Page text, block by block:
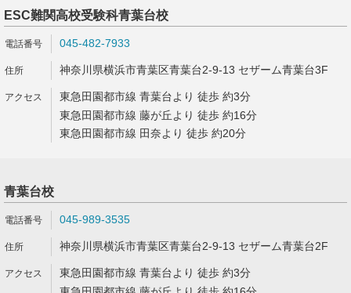
ESC難関高校受験科青葉台校
045-482-7933
神奈川県横浜市青葉区青葉台2-9-13 セザーム青葉台3F
東急田園都市線 青葉台より 徒歩 約3分
東急田園都市線 藤が丘より 徒歩 約16分
東急田園都市線 田奈より 徒歩 約20分
青葉台校
045-989-3535
神奈川県横浜市青葉区青葉台2-9-13 セザーム青葉台2F
東急田園都市線 青葉台より 徒歩 約3分